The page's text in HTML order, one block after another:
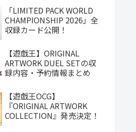
「LIMITED PACK WORLD
CHAMPIONSHIP 2026」全
収録カード公開！
【遊戯王】ORIGINAL
ARTWORK DUEL SETの収
録内容・予約情報まとめ
【遊戯王OCG】
『ORIGINAL ARTWORK
COLLECTION』発売決定！